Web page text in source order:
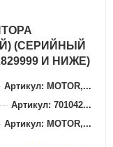
(СЕРИЙНЫЙ
И НИЖЕ)
Артикул: MOTOR,...
Артикул: 701042...
Артикул: MOTOR,...